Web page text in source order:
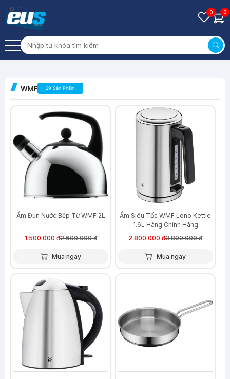
0 0
WMF 29 Sản Phẩm
-42%
Ấm Đun Nước Bếp Từ WMF 2L
1.500.000 đ2.600.000 đ
Mua ngay
-26%
Ấm Siêu Tốc WMF Lono Kettle
1.6L Hàng Chính Hãng
2.800.000 đ3.800.000 đ
Mua ngay
-32%